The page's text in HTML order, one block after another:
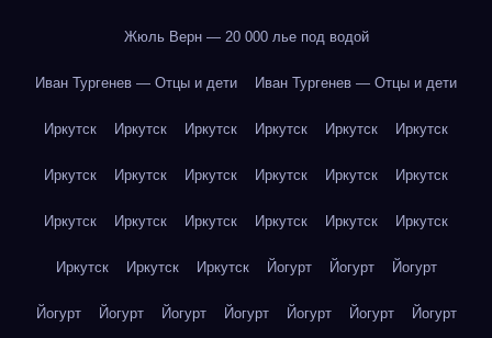
Жюль Верн — 20 000 лье под водой
Иван Тургенев — Отцы и дети Иван Тургенев — Отцы и дети
Иркутск Иркутск Иркутск Иркутск Иркутск Иркутск
Иркутск Иркутск Иркутск Иркутск Иркутск Иркутск
Иркутск Иркутск Иркутск Иркутск Иркутск Иркутск
Иркутск Иркутск Иркутск Йогурт Йогурт Йогурт
Йогурт Йогурт Йогурт Йогурт Йогурт Йогурт Йогурт